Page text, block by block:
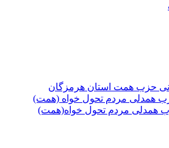
حزب همت استان هرمزگان
همدلی مردم تحول خواه (همت)
همدلی مردم تحول خواه(همت)